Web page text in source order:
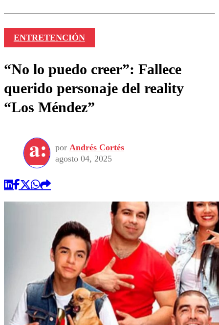
ENTRETENCIÓN
“No lo puedo creer”: Fallece
querido personaje del reality
“Los Méndez”
por Andrés Cortés
agosto 04, 2025